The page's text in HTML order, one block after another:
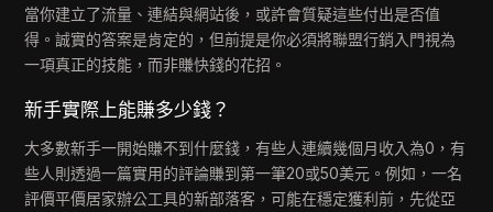
當你建立了流量、連結與網站後，或許會質疑這些付出是否值
得。誠實的答案是肯定的，但前提是你必須將聯盟行銷入門視為
一項真正的技能，而非賺快錢的花招。
新手實際上能賺多少錢？
大多數新手一開始賺不到什麼錢，有些人連續幾個月收入為0，有
些人則透過一篇實用的評論賺到第一筆20或50美元。例如，一名
評價平價居家辦公工具的新部落客，可能在穩定獲利前，先從亞